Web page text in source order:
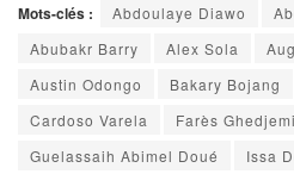
Mots-clés : Abdoulaye Diawo
Abubakr Barry
Alex Sola
Austin Odongo
Bakary Bojang
Cardoso Varela
Farès
Guelassaih Abimel Doué
Issa